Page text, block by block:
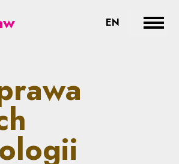
- prawne aspekty
EN CHANGE